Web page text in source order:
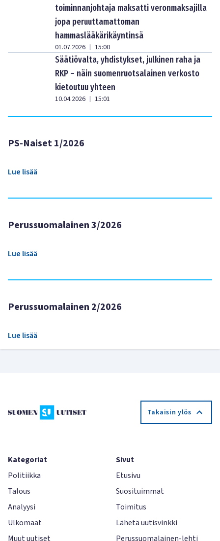
toiminnanjohtaja maksatti veronmaksajilla
jopa peruuttamattoman
hammaslääkärikäyntinsä
01.07.2026 | 15:00
Säätiövalta, yhdistykset, julkinen raha ja
RKP – näin suomenruotsalainen verkosto
kietoutuu yhteen
10.04.2026 | 15:01
PS-Naiset 1/2026
Lue lisää
Perussuomalainen 3/2026
Lue lisää
Perussuomalainen 2/2026
Lue lisää
Takaisin ylös
Kategoriat
Politiikka
Talous
Analyysi
Ulkomaat
Muut uutiset
Sivut
Etusivu
Suosituimmat
Toimitus
Lähetä uutisvinkki
Perussuomalainen-lehti